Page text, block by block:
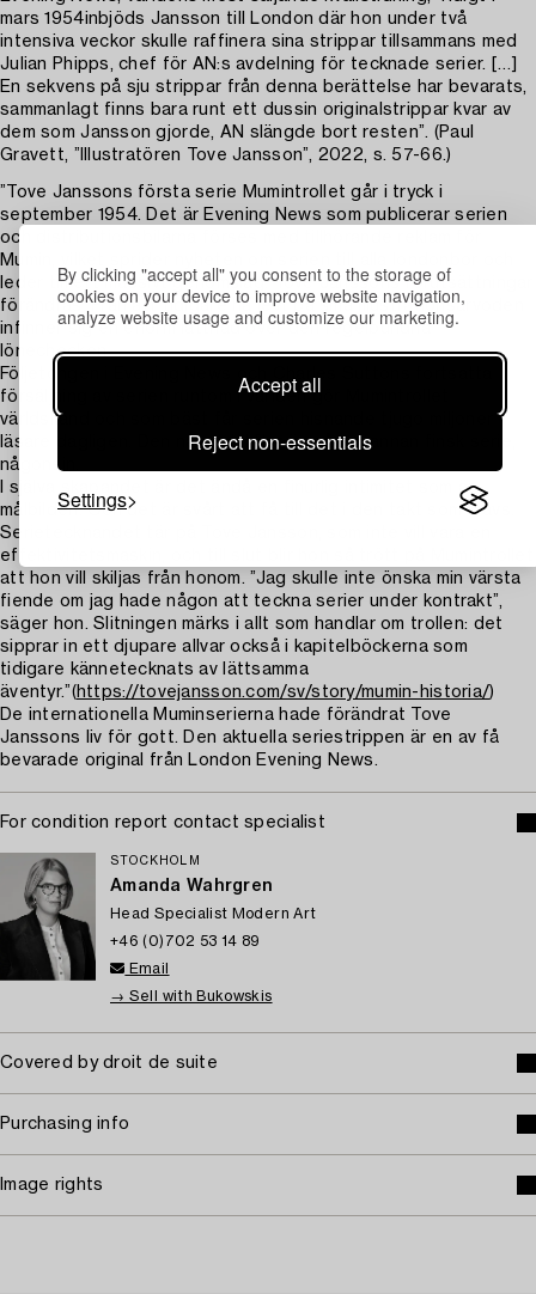
By clicking "accept all" you consent to the storage of
cookies on your device to improve website navigation,
analyze website usage and customize our marketing.
Accept all
Reject non-essentials
Settings
mars 1954inbjöds Jansson till London där hon under två
intensiva veckor skulle raffinera sina strippar tillsammans med
Julian Phipps, chef för AN:s avdelning för tecknade serier. […]
En sekvens på sju strippar från denna berättelse har bevarats,
sammanlagt finns bara runt ett dussin originalstrippar kvar av
dem som Jansson gjorde, AN slängde bort resten”. (Paul
Gravett, ”Illustratören Tove Jansson”, 2022, s. 57-66.)
”Tove Janssons första serie Mumintrollet går i tryck i
september 1954. Det är Evening News som publicerar serien
och distributionsbilarna förses med tillhörande reklam för
Mumin, vilket sprider nyheten om serien till alla londonbor och
leder till ett massivt genomslag. Tove Janssons förutsättningar
förändras. Från att tidigare ha levt på små illustrationsarvoden
infinner sig en enorm lättnad över den regelbundna
lönechecken.
Följetongen i Evening News och Charles Suttons fortsatta
försäljning av serien runtom i världen gör Mumintrollet
världskänd och som bäst får serien hisnande tjugo miljoner
läsare dagligen. Den når ut till fler än någon annan finsk serie,
någonsin.
I själva skapandet är det ändå en finurlig intimitet som är
målbilden. Och det är svårt att få till det i den takt som krävs.
Serietecknandet tär på Tove Jansson, som inte vill vara en
effektivitetsmaskin, och till slut blir hon så trött på Mumintrollet
att hon vill skiljas från honom. ”Jag skulle inte önska min värsta
fiende om jag hade någon att teckna serier under kontrakt”,
säger hon. Slitningen märks i allt som handlar om trollen: det
sipprar in ett djupare allvar också i kapitelböckerna som
tidigare kännetecknats av lättsamma
äventyr.”( https://tovejansson.com/sv/story/mumin-historia/)
De internationella Muminserierna hade förändrat Tove
Janssons liv för gott. Den aktuella seriestrippen är en av få
bevarade original från London Evening News.
For condition report contact specialist
STOCKHOLM
Amanda Wahrgren
Head Specialist Modern Art
+46 (0)702 53 14 89
Email
→ Sell with Bukowskis
Covered by droit de suite
Purchasing info
Image rights